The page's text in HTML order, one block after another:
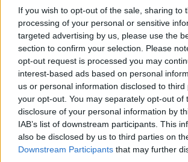
If you wish to opt-out of the sale, sharing to
processing of your personal or sensitive
targeted advertising by us, please use the
section to confirm your selection. Please
opt-out request is processed you may
interest-based ads based on personal
us or personal information disclosed to
your opt-out. You may separately opt-out of
disclosure of your personal information by
IAB’s list of downstream participants. This
also be disclosed by us to third parties on
Downstream Participants that may further
Λιβάνιος: Καμία πρόθεση
για αλλαγή ιδιοκτησιακού
καθεστώτος στον «Αθήνα
9,84»
05/01/2024 - 17:43
Νταβός: Η
από τους
10/01/2024